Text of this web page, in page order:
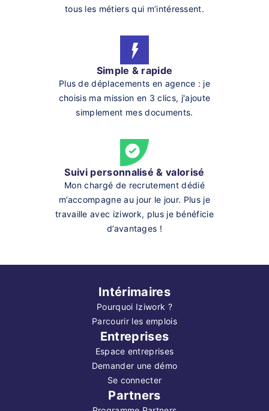
tous les métiers qui m’intéressent.
Simple & rapide
Plus de déplacements en agence : je
choisis ma mission en 3 clics, j'ajoute
simplement mes documents.
Suivi personnalisé & valorisé
Mon chargé de recrutement dédié
m’accompagne au jour le jour. Plus je
travaille avec iziwork, plus je bénéficie
d’avantages !
Intérimaires
Pourquoi Iziwork ?
Parcourir les emplois
Entreprises
Espace entreprises
Demander une démo
Se connecter
Partners